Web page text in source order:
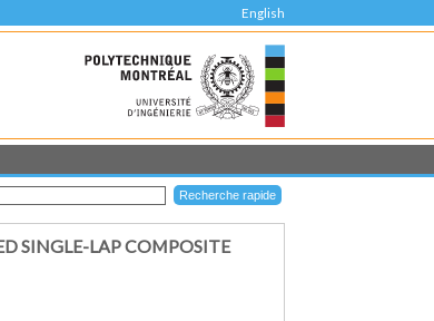
English
SINGLE-LAP COMPOSITE